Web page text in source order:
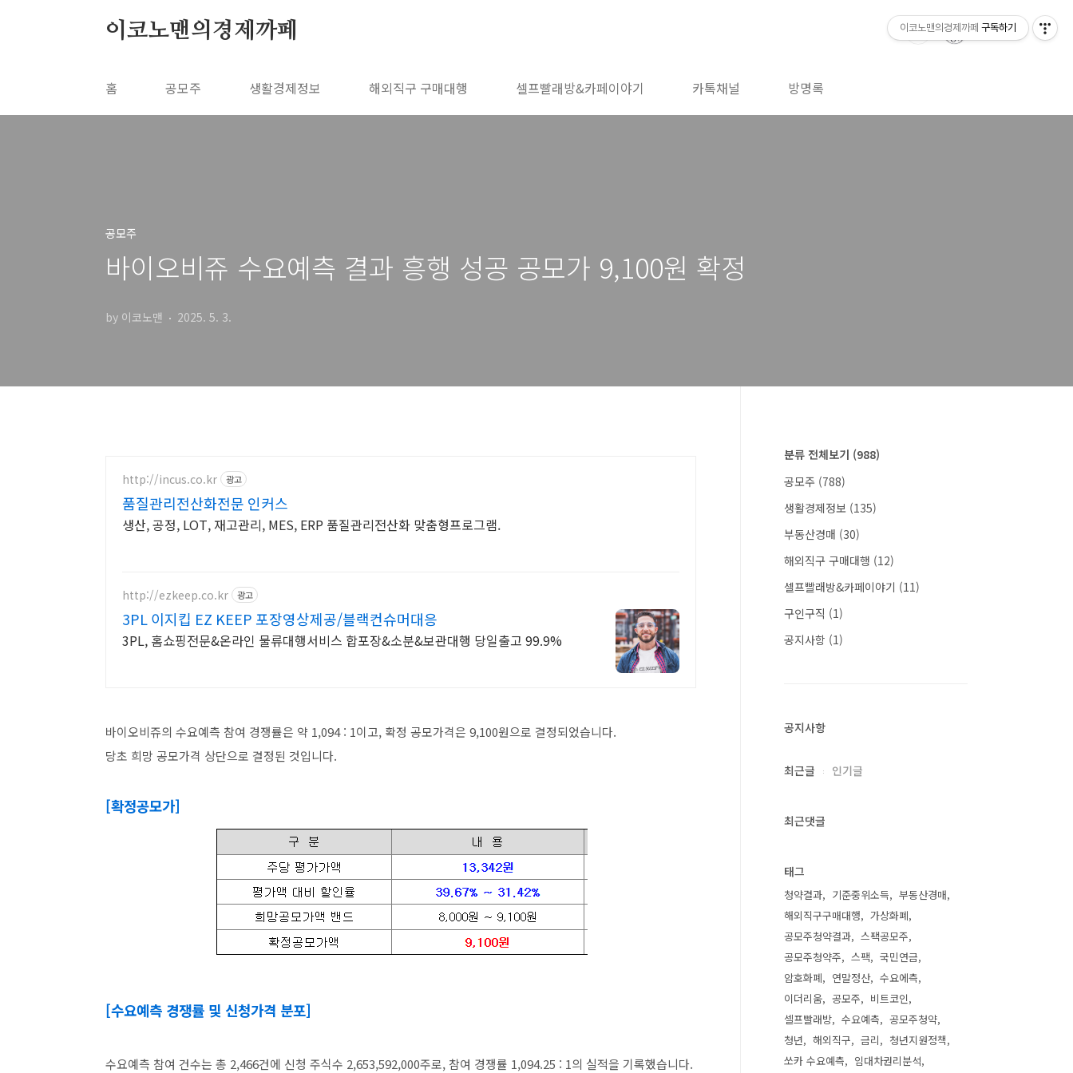
이코노맨의경제까페
홈 공모주 생활경제정보 해외직구 구매대행 셀프빨래방&카페이야기 카톡채널 방명록
공모주
바이오비쥬 수요예측 결과 흥행 성공 공모가 9,100원 확정
by 이코노맨 2025. 5. 3.
http://incus.co.kr 광고
품질관리전산화전문 인커스
생산, 공정, LOT, 재고관리, MES, ERP 품질관리전산화 맞춤형프로그램.
http://ezkeep.co.kr 광고
3PL 이지킵 EZ KEEP 포장영상제공/블랙컨슈머대응
3PL, 홈쇼핑전문&온라인 물류대행서비스 합포장&소분&보관대행 당일출고 99.9%
바이오비쥬의 수요예측 참여 경쟁률은 약 1,094 : 1이고, 확정 공모가격은 9,100원으로 결정되었습니다.
당초 희망 공모가격 상단으로 결정된 것입니다.
[확정공모가]
[수요예측 경쟁률 및 신청가격 분포]
수요예측 참여 건수는 총 2,466건에 신청 주식수 2,653,592,000주로, 참여 경쟁률 1,094.25 : 1의 실적을 기록했습니다.
분류 전체보기 (988)
공모주 (788)
생활경제정보 (135)
부동산경매 (30)
해외직구 구매대행 (12)
셀프빨래방&카페이야기 (11)
구인구직 (1)
공지사항 (1)
공지사항
최근글 인기글
최근댓글
태그
청약결과 기준중위소득
부동산경매
해외직구구매대행
가상화폐
공모주청약결과
스팩공모주
공모주청약주
스팩
국민연금
암호화폐
연말정산
수요에측
이더리움
공모주
비트코인
셀프빨래방
수요예측
공모주청약
청년
해외직구 금리
청년지원정책
쏘카 수요예측
임대차권리분석
이코노맨의경제까페 구독하기